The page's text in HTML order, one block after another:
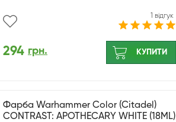
1 відгук
294 грн. КУПИТИ
Фарба Warhammer Color (Citadel)
CONTRAST: APOTHECARY WHITE (18ML)